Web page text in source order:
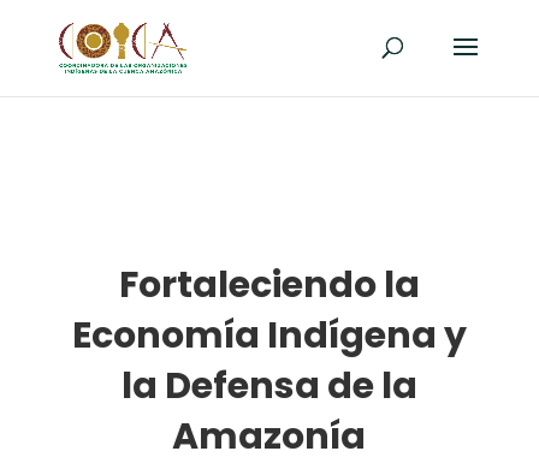
Fortaleciendo la
Economía Indígena y
la Defensa de la
Amazonía